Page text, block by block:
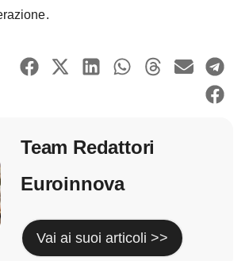
Team Redattori
Euroinnova
Vai ai suoi articoli >>